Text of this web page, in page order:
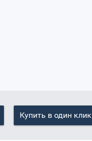
Купить в один клик